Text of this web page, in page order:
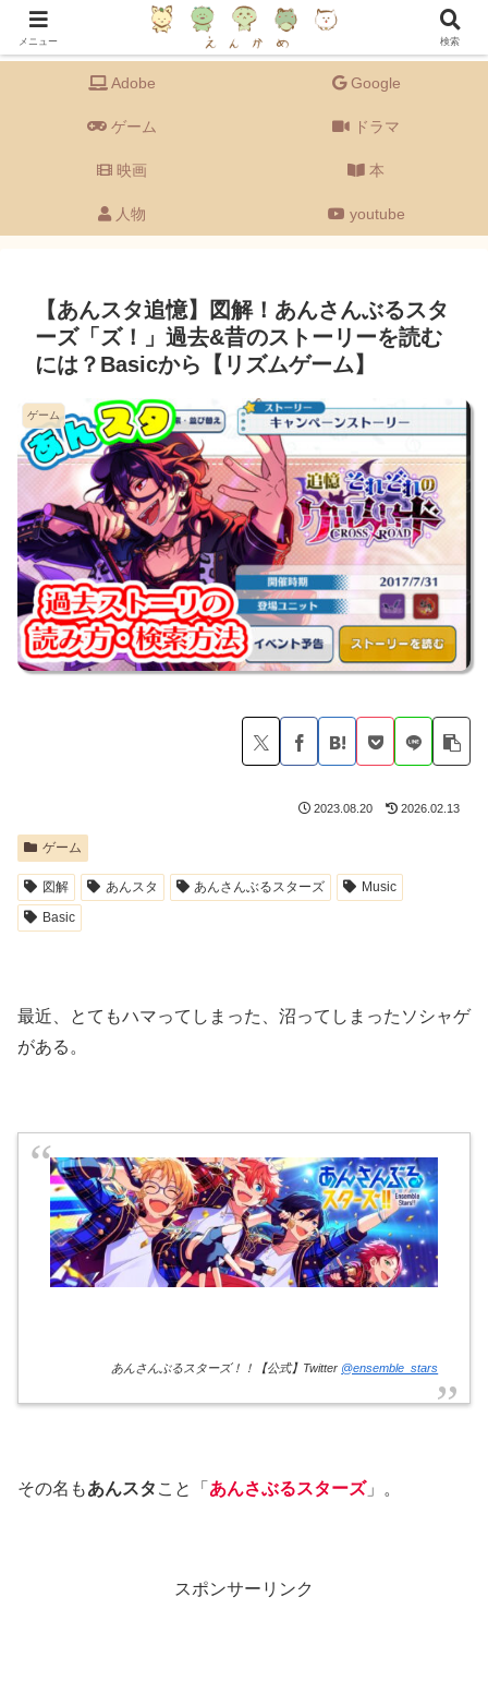
Adobeの備忘録を主に、ドラマ・映画・ゲーム・音楽・youtube・グルメなど
【エンタメ全般】もゆる〜く語るブログです。
Adobe Google
ゲーム ドラマ
映画 本
人物 youtube
【あんスタ追憶】図解！あんさんぶるスタ
ーズ「ズ！」過去&昔のストーリーを読む
には？Basicから【リズムゲーム】
ゲーム
2023.08.20 2026.02.13
ゲーム
図解 あんスタ あんさんぶるスターズ
Music
Basic
最近、とてもハマってしまった、沼ってしまったソシャゲ
がある。
あんさんぶるスターズ！！【公式】Twitter @ensemble_stars
その名もあんスタ こと「 あんさぶるスターズ」。
スポンサーリンク
メニュー 検索